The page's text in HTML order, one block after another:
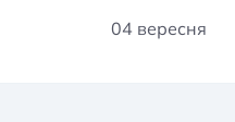
04 вересня